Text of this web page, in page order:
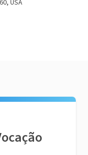
USA